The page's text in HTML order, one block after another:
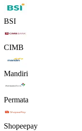
BSI
CIMB
Mandiri
Permata
Shopeepay